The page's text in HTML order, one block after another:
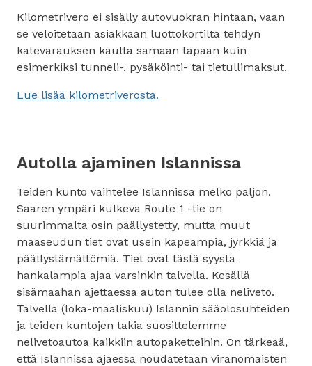
Kilometrivero ei sisälly autovuokran hintaan, vaan
se veloitetaan asiakkaan luottokortilta tehdyn
katevarauksen kautta samaan tapaan kuin
esimerkiksi tunneli-, pysäköinti- tai tietullimaksut.
Lue lisää kilometriverosta.
Autolla ajaminen Islannissa
Teiden kunto vaihtelee Islannissa melko paljon.
Saaren ympäri kulkeva Route 1 -tie on
suurimmalta osin päällystetty, mutta muut
maaseudun tiet ovat usein kapeampia, jyrkkiä ja
päällystämättömiä. Tiet ovat tästä syystä
hankalampia ajaa varsinkin talvella. Kesällä
sisämaahan ajettaessa auton tulee olla neliveto.
Talvella (loka-maaliskuu) Islannin sääolosuhteiden
ja teiden kuntojen takia suosittelemme
nelivetoautoa kaikkiin autopaketteihin. On tärkeää,
että Islannissa ajaessa noudatetaan viranomaisten